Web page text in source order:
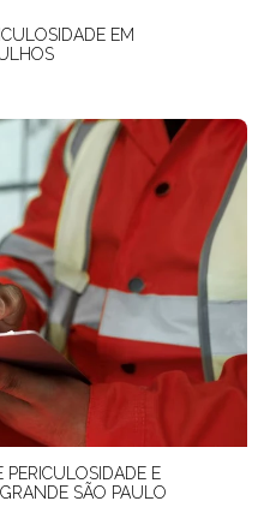
EM
PERICULOSIDADE E
SÃO PAULO